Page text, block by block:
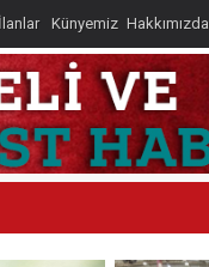
Künyemiz Hakkımızda